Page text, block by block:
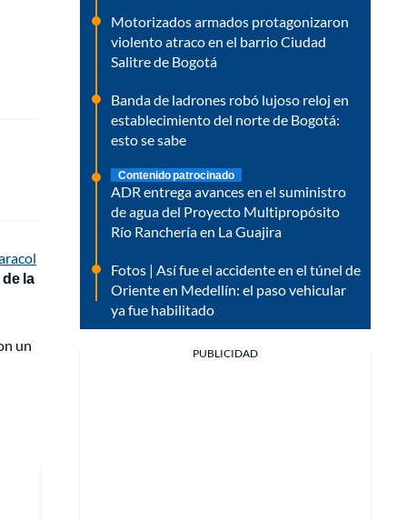
la
un
Motorizados armados protagonizaron
violento atraco en el barrio Ciudad
Salitre de Bogotá
Banda de ladrones robó lujoso reloj en
establecimiento del norte de Bogotá:
esto se sabe
Contenido patrocinado
ADR entrega avances en el suministro
de agua del Proyecto Multipropósito
Río Ranchería en La Guajira
Fotos | Así fue el accidente en el túnel de
Oriente en Medellín: el paso vehicular
ya fue habilitado
PUBLICIDAD